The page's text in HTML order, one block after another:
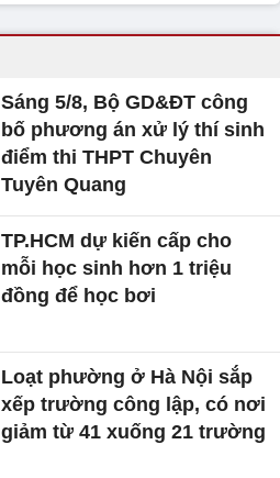
Sáng 5/8, Bộ GD&ĐT công
bố phương án xử lý thí sinh
điểm thi THPT Chuyên
Tuyên Quang
TP.HCM dự kiến cấp cho
mỗi học sinh hơn 1 triệu
đồng để học bơi
Loạt phường ở Hà Nội sắp
xếp trường công lập, có nơi
giảm từ 41 xuống 21 trường